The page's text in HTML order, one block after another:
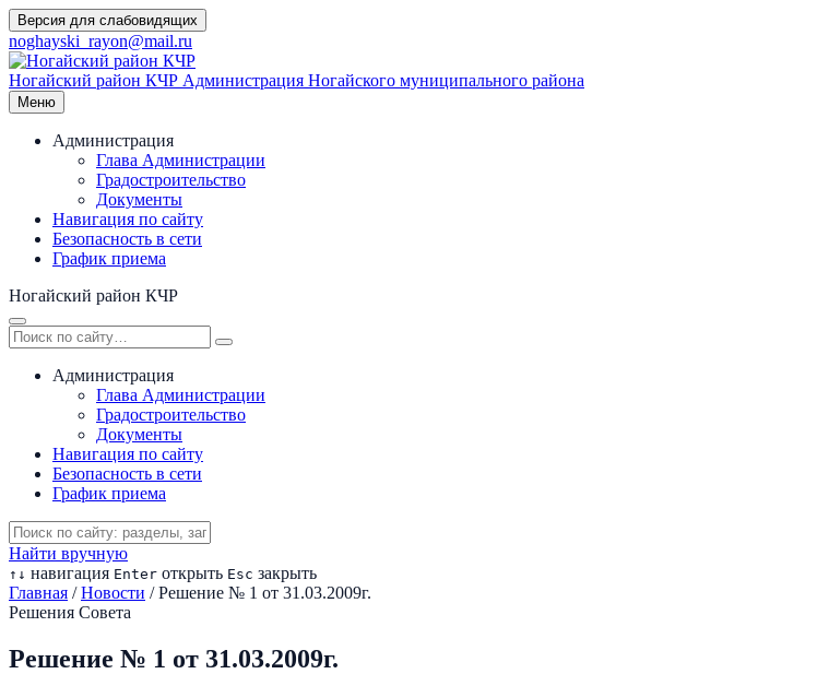
Перейти
к
содержимому
Версия для слабовидящих
noghayski_rayon@mail.ru
Ногайский район КЧР Администрация Ногайского муниципального района
Меню
Администрация
Глава Администрации
Градостроительство
Документы
Навигация по сайту
Безопасность в сети
График приема
Ногайский район КЧР
Администрация
Глава Администрации
Градостроительство
Документы
Навигация по сайту
Безопасность в сети
График приема
Найти вручную
↑ ↓ навигация Enter открыть Esc закрыть
Главная / Новости / Решение № 1 от 31.03.2009г.
Решения Совета
Решение № 1 от 31.03.2009г.